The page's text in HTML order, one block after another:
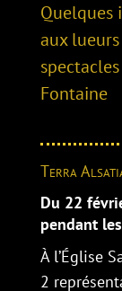
Quelques
aux
Fontaine
Terra
Du 22
pendant
À l’Église
2